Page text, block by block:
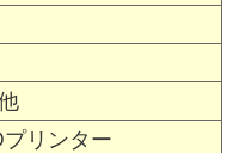
リンター